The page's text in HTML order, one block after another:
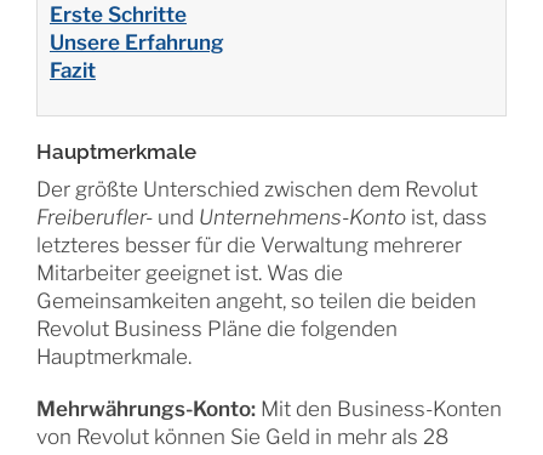
Erste Schritte
Unsere Erfahrung
Fazit
Hauptmerkmale
Der größte Unterschied zwischen dem Revolut
Freiberufler-und Unternehmens-Kontoist, dass
letzteres besser für die Verwaltung mehrerer
Mitarbeiter geeignet ist. Was die
Gemeinsamkeiten angeht, so teilen die beiden
Revolut Business Pläne die folgenden
Hauptmerkmale.
Mehrwährungs-Konto:Mit den Business-Konten
von Revolut können Sie Geld in mehr als 28